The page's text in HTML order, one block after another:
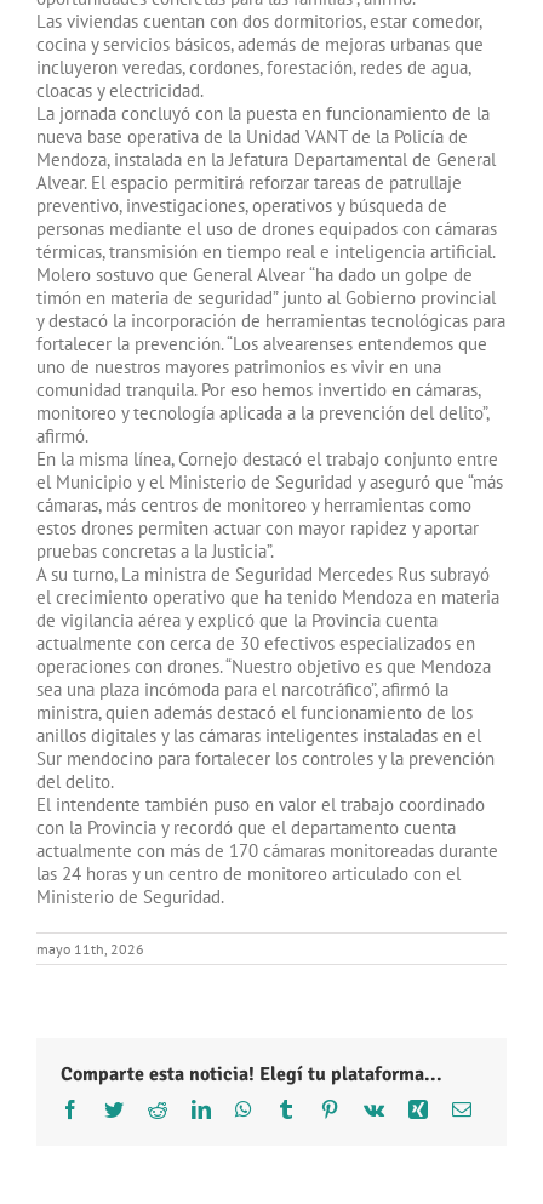
Las viviendas cuentan con dos dormitorios, estar comedor,
cocina y servicios básicos, además de mejoras urbanas que
incluyeron veredas, cordones, forestación, redes de agua,
cloacas y electricidad.
La jornada concluyó con la puesta en funcionamiento de la
nueva base operativa de la Unidad VANT de la Policía de
Mendoza, instalada en la Jefatura Departamental de General
Alvear. El espacio permitirá reforzar tareas de patrullaje
preventivo, investigaciones, operativos y búsqueda de
personas mediante el uso de drones equipados con cámaras
térmicas, transmisión en tiempo real e inteligencia artificial.
Molero sostuvo que General Alvear “ha dado un golpe de
timón en materia de seguridad” junto al Gobierno provincial
y destacó la incorporación de herramientas tecnológicas para
fortalecer la prevención. “Los alvearenses entendemos que
uno de nuestros mayores patrimonios es vivir en una
comunidad tranquila. Por eso hemos invertido en cámaras,
monitoreo y tecnología aplicada a la prevención del delito”,
afirmó.
En la misma línea, Cornejo destacó el trabajo conjunto entre
el Municipio y el Ministerio de Seguridad y aseguró que “más
cámaras, más centros de monitoreo y herramientas como
estos drones permiten actuar con mayor rapidez y aportar
pruebas concretas a la Justicia”.
A su turno, La ministra de Seguridad Mercedes Rus subrayó
el crecimiento operativo que ha tenido Mendoza en materia
de vigilancia aérea y explicó que la Provincia cuenta
actualmente con cerca de 30 efectivos especializados en
operaciones con drones. “Nuestro objetivo es que Mendoza
sea una plaza incómoda para el narcotráfico”, afirmó la
ministra, quien además destacó el funcionamiento de los
anillos digitales y las cámaras inteligentes instaladas en el
Sur mendocino para fortalecer los controles y la prevención
del delito.
El intendente también puso en valor el trabajo coordinado
con la Provincia y recordó que el departamento cuenta
actualmente con más de 170 cámaras monitoreadas durante
las 24 horas y un centro de monitoreo articulado con el
Ministerio de Seguridad.
mayo 11th, 2026
Comparte esta noticia! Elegí tu plataforma...
Facebook
TwitterRedditLinkedInWhatsApp
Tumblr Pinterest
Vk Xing Correo